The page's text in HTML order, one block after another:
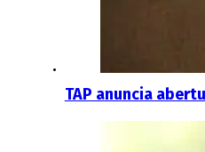
TAP anuncia